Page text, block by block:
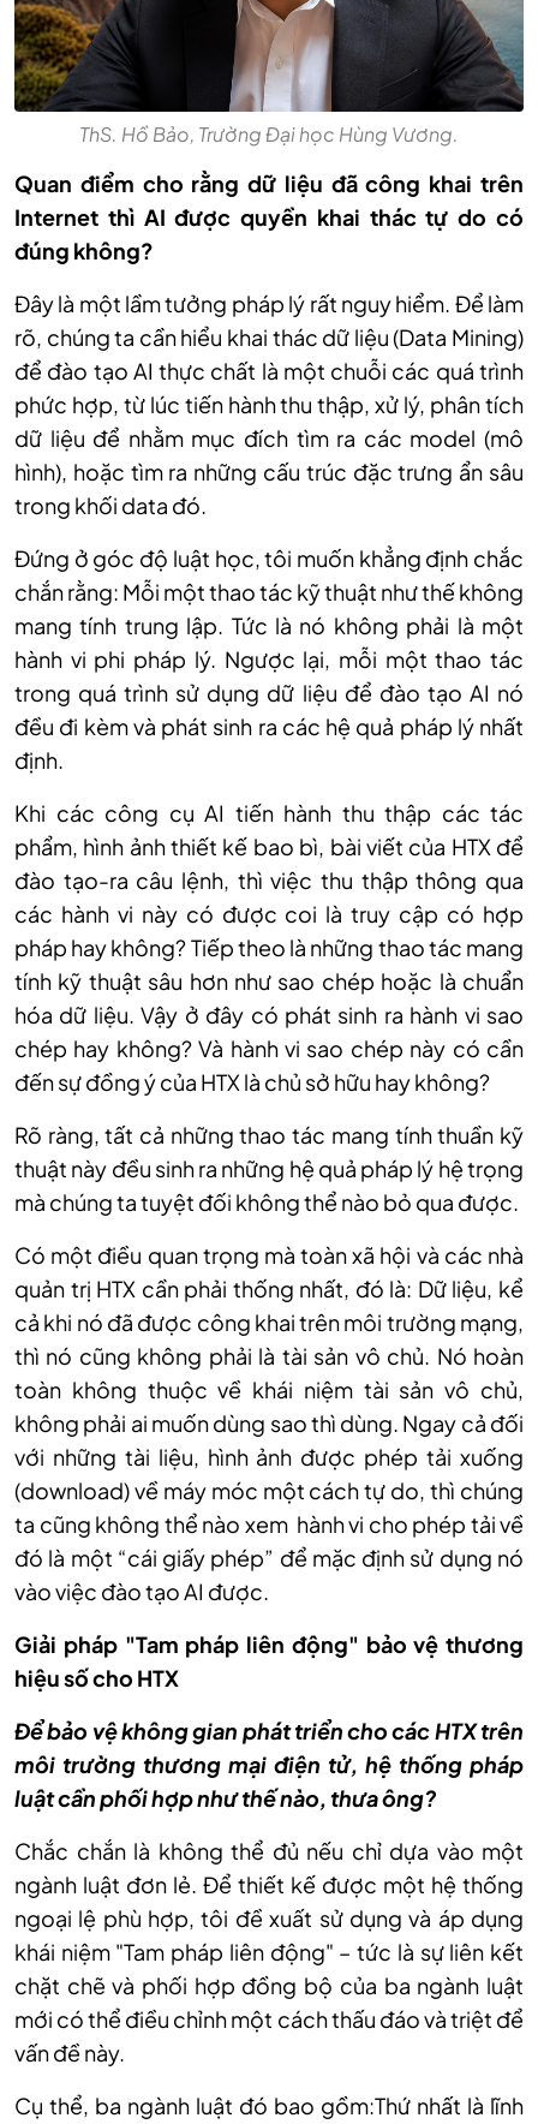
ThS. Hồ Bảo, Trường Đại học Hùng Vương.
Quan điểm cho rằng dữ liệu đã công khai trên
Internet thì AI được quyền khai thác tự do có
đúng không?
Đây là một lầm tưởng pháp lý rất nguy hiểm. Để làm
rõ, chúng ta cần hiểu khai thác dữ liệu (Data Mining)
để đào tạo AI thực chất là một chuỗi các quá trình
phức hợp, từ lúc tiến hành thu thập, xử lý, phân tích
dữ liệu để nhằm mục đích tìm ra các model (mô
hình), hoặc tìm ra những cấu trúc đặc trưng ẩn sâu
trong khối data đó.
Đứng ở góc độ luật học, tôi muốn khẳng định chắc
chắn rằng: Mỗi một thao tác kỹ thuật như thế không
mang tính trung lập. Tức là nó không phải là một
hành vi phi pháp lý. Ngược lại, mỗi một thao tác
trong quá trình sử dụng dữ liệu để đào tạo AI nó
đều đi kèm và phát sinh ra các hệ quả pháp lý nhất
định.
Khi các công cụ AI tiến hành thu thập các tác
phẩm, hình ảnh thiết kế bao bì, bài viết của HTX để
đào tạo-ra câu lệnh, thì việc thu thập thông qua
các hành vi này có được coi là truy cập có hợp
pháp hay không? Tiếp theo là những thao tác mang
tính kỹ thuật sâu hơn như sao chép hoặc là chuẩn
hóa dữ liệu. Vậy ở đây có phát sinh ra hành vi sao
chép hay không? Và hành vi sao chép này có cần
đến sự đồngý của HTX là chủ sở hữu hay không?
Rõ ràng, tất cả những thao tác mang tính thuần kỹ
thuật này đều sinh ra những hệ quả pháp lý hệ trọng
mà chúng ta tuyệt đối không thể nào bỏ qua được.
Có một điều quan trọng mà toàn xã hội và các nhà
quản trị HTX cần phải thống nhất, đó là: Dữ liệu, kể
cả khi nó đã được công khai trên môi trường mạng,
thì nó cũng không phải là tài sản vô chủ. Nó hoàn
toàn không thuộc về khái niệm tài sản vô chủ,
không phải ai muốn dùng sao thì dùng. Ngay cả đối
với những tài liệu, hình ảnh được phép tải xuống
(download) về máy móc một cách tự do, thì chúng
ta cũng không thể nào xem hành vi cho phép tải về
đó là một “cái giấy phép” để mặc định sử dụng nó
vào việc đào tạo AI được.
Giải pháp "Tam pháp liên động" bảo vệ thương
hiệu số cho HTX
Để bảo vệ không gian phát triển cho các HTX trên
môi trường thương mại điện tử, hệ thống pháp
luật cần phối hợp như thế nào, thưa ông?
Chắc chắn là không thể đủ nếu chỉ dựa vào một
ngành luật đơn lẻ. Để thiết kế được một hệ thống
ngoại lệ phù hợp, tôi đề xuất sử dụng và áp dụng
khái niệm "Tam pháp liên động" – tức là sự liên kết
chặt chẽ và phối hợp đồng bộ của ba ngành luật
mới có thể điều chỉnh một cách thấu đáo và triệt để
vấn đề này.
Cụ thể, ba ngành luật đó bao gồm:Thứ nhất là lĩnh